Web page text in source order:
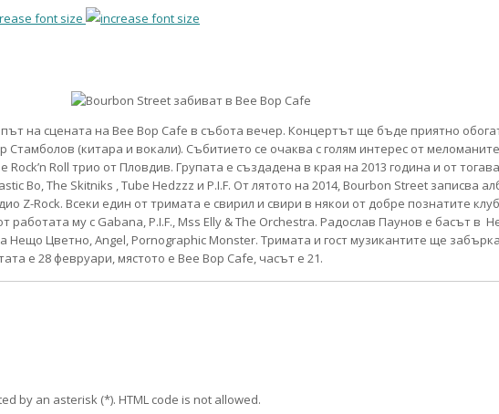
font size
на сцената на Bee Bop Cafe в събота вечер. Концертът ще бъде приятно
Стамболов (китара и вокали). Събитието се очаква с голям интерес от
Roll трио от Пловдив. Групата е създадена в края на 2013 година и от
Bo, The Skitniks , Tube Hedzzz и P.I.F. От лятото на 2014, Bourbon Street записва
Z-Rock. Всеки един от тримата е свирил и свири в някои от добре познатите
му с Gabana, P.I.F., Mss Elly & The Orchestra. Радослав Паунов е басът в
Нещо Цветно, Angel, Pornographic Monster. Тримата и гост музикантите ще
е 28 февруари, мястото е Bee Bop Cafe, часът е 21.
by an asterisk (*). HTML code is not allowed.